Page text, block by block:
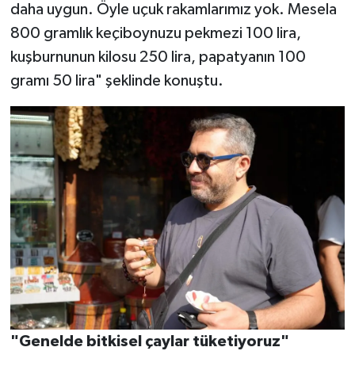
daha uygun. Öyle uçuk rakamlarımız yok. Mesela
800 gramlık keçiboynuzu pekmezi 100 lira,
kuşburnunun kilosu 250 lira, papatyanın 100
gramı 50 lira" şeklinde konuştu.
"Genelde bitkisel çaylar tüketiyoruz"